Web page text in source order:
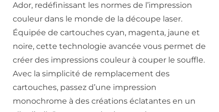
Ador, redéfinissant les normes de l’impression
couleur dans le monde de la découpe laser.
Équipée de cartouches cyan, magenta, jaune et
noire, cette technologie avancée vous permet de
créer des impressions couleur à couper le souffle.
Avec la simplicité de remplacement des
cartouches, passez d’une impression
monochrome à des créations éclatantes en un